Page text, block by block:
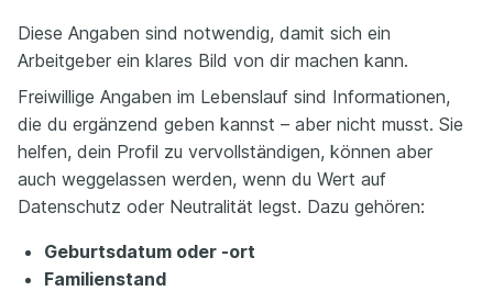
Diese Angaben sind notwendig, damit sich ein
Arbeitgeber ein klares Bild von dir machen kann.
Freiwillige Angaben im Lebenslauf sind Informationen,
die du ergänzend geben kannst – aber nicht musst. Sie
helfen, dein Profil zu vervollständigen, können aber
auch weggelassen werden, wenn du Wert auf
Datenschutz oder Neutralität legst. Dazu gehören:
Geburtsdatum oder -ort
Familienstand